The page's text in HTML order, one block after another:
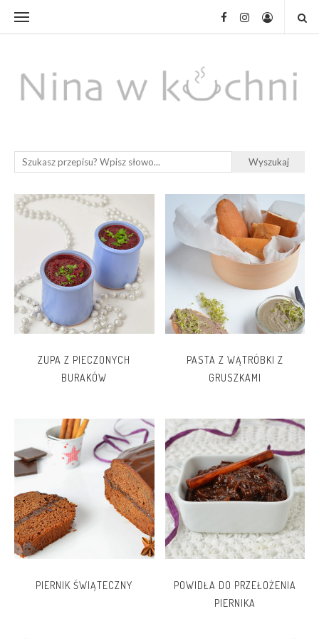
ZUPA Z PIECZONYCH
BURAKÓW
PASTA Z WĄTRÓBKI Z
GRUSZKAMI
PIERNIK ŚWIĄTECZNY
POWIDŁA DO PRZEŁOŻENIA
PIERNIKA